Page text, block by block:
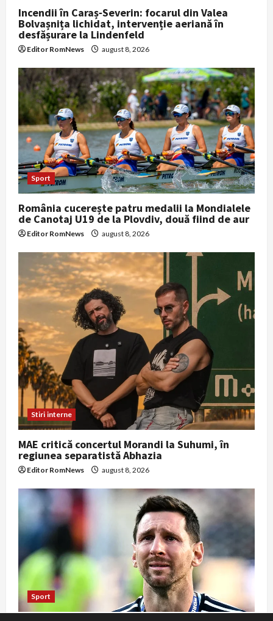
Incendii în Caraș‑Severin: focarul din Valea
Bolvașnița lichidat, intervenție aeriană în
desfășurare la Lindenfeld
Editor RomNews august 8, 2026
Sport
România cucerește patru medalii la Mondialele
de Canotaj U19 de la Plovdiv, două fiind de aur
Editor RomNews august 8, 2026
Stiri interne
MAE critică concertul Morandi la Suhumi, în
regiunea separatistă Abhazia
Editor RomNews august 8, 2026
Sport